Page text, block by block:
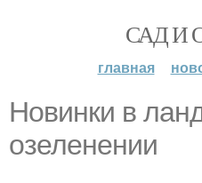
САД И
главная
Новинки в
озеленении